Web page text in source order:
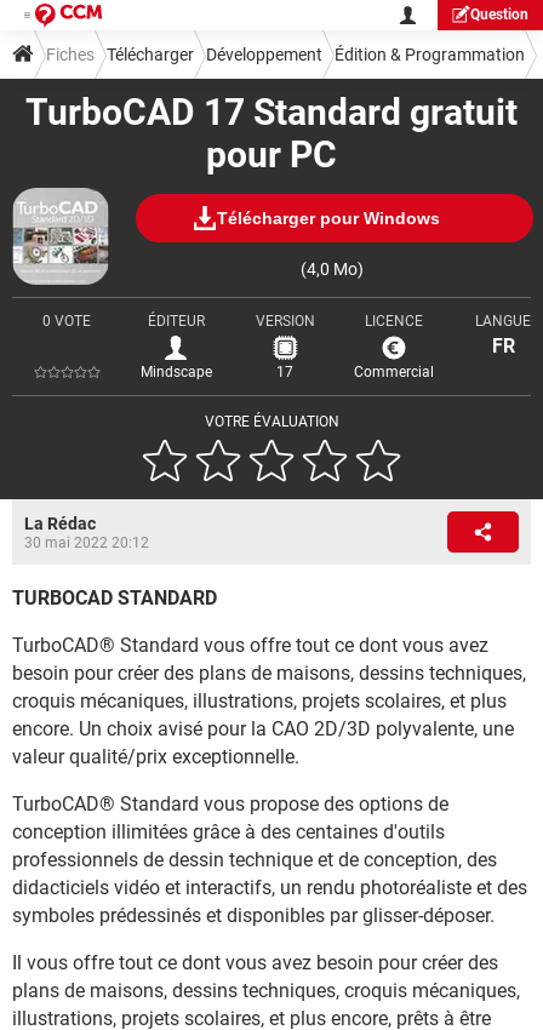
Question
TurboCAD 17 Standard gratuit
pour PC
Télécharger pour Windows
(4,0 Mo)
VOTRE ÉVALUATION
0 VOTE ÉDITEUR
Mindscape
VERSION
17
LICENCE
Commercial
LANGUE
FR
Fiches Télécharger Développement Édition & Programmation
La Rédac
30 mai 2022 20:12
TURBOCAD STANDARD
TurboCAD® Standard vous offre tout ce dont vous avez
besoin pour créer des plans de maisons, dessins techniques,
croquis mécaniques, illustrations, projets scolaires, et plus
encore. Un choix avisé pour la CAO 2D/3D polyvalente, une
valeur qualité/prix exceptionnelle.
TurboCAD® Standard vous propose des options de
conception illimitées grâce à des centaines d'outils
professionnels de dessin technique et de conception, des
didacticiels vidéo et interactifs, un rendu photoréaliste et des
symboles prédessinés et disponibles par glisser-déposer.
Il vous offre tout ce dont vous avez besoin pour créer des
plans de maisons, dessins techniques, croquis mécaniques,
illustrations, projets scolaires, et plus encore, prêts à être